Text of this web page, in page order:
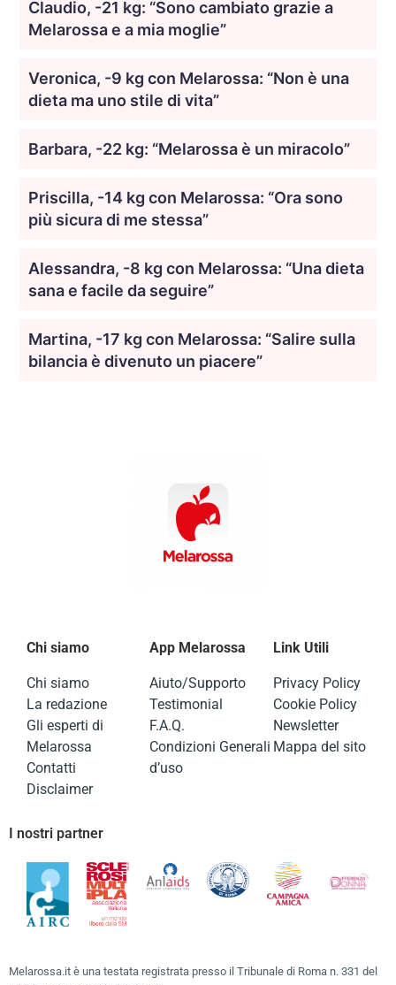
Claudio, -21 kg: “Sono cambiato grazie a
Melarossa e a mia moglie”
Veronica, -9 kg con Melarossa: “Non è una
dieta ma uno stile di vita”
Barbara, -22 kg: “Melarossa è un miracolo”
Priscilla, -14 kg con Melarossa: “Ora sono
più sicura di me stessa”
Alessandra, -8 kg con Melarossa: “Una dieta
sana e facile da seguire”
Martina, -17 kg con Melarossa: “Salire sulla
bilancia è divenuto un piacere”
Chi siamo
Chi siamo
La redazione
Gli esperti di
Melarossa
Contatti
Disclaimer
App Melarossa
Aiuto/Supporto
Testimonial
F.A.Q.
Condizioni Generali
d’uso
Link Utili
Privacy Policy
Cookie Policy
Newsletter
Mappa del sito
I nostri partner
Melarossa.it è una testata registrata presso il Tribunale di Roma n. 331 del